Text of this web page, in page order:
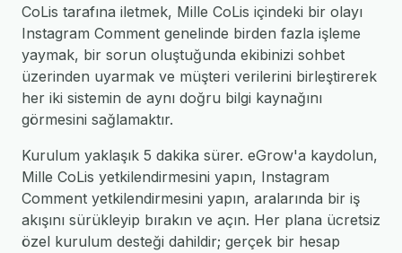
CoLis tarafına iletmek, Mille CoLis içindeki bir olayı
Instagram Comment genelinde birden fazla işleme
yaymak, bir sorun oluştuğunda ekibinizi sohbet
üzerinden uyarmak ve müşteri verilerini birleştirerek
her iki sistemin de aynı doğru bilgi kaynağını
görmesini sağlamaktır.
Kurulum yaklaşık 5 dakika sürer. eGrow'a kaydolun,
Mille CoLis yetkilendirmesini yapın, Instagram
Comment yetkilendirmesini yapın, aralarında bir iş
akışını sürükleyip bırakın ve açın. Her plana ücretsiz
özel kurulum desteği dahildir; gerçek bir hesap